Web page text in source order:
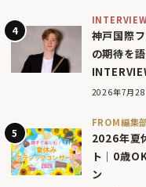
INTERVIEW
神戸国際
の期待を
2026年7月28
FROM編集
2026年夏
ト｜0歳
ン